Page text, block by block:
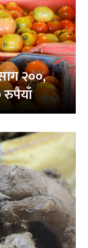
२००,
रुपैयाँ